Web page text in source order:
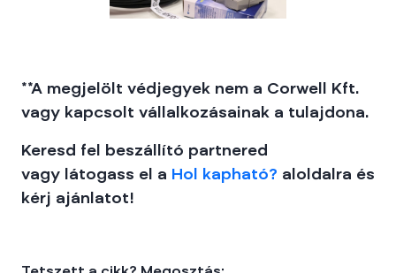
**A megjelölt védjegyek nem a Corwell Kft.
vagy kapcsolt vállalkozásainak a tulajdona.
Keresd fel beszállító partnered
vagy látogass el a Hol kapható? aloldalra és
kérj ajánlatot!